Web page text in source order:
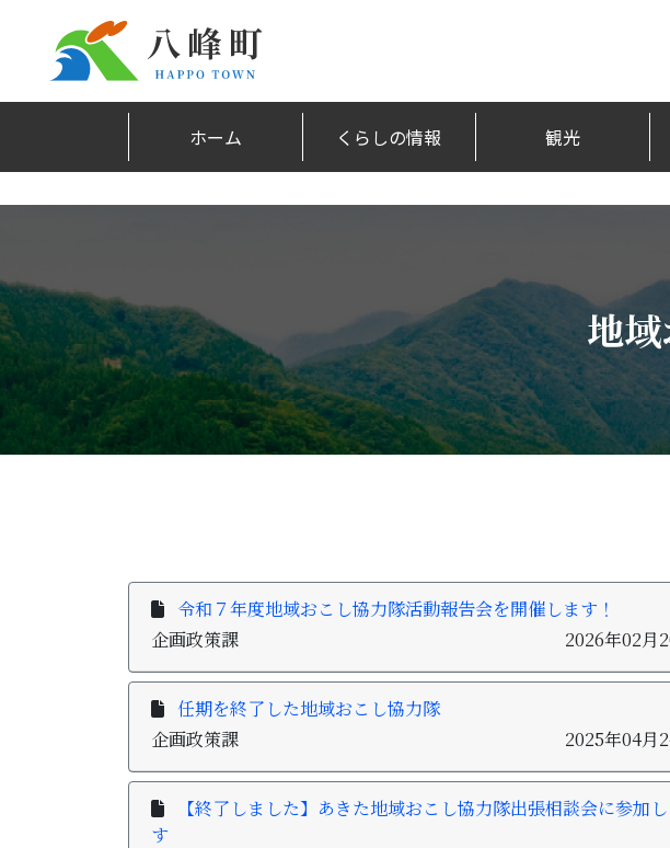
ホーム くらしの情報 観光
地
令和７年度地域おこし協力隊活動報告会を開催します！
企画政策課
2026年02月
任期を終了した地域おこし協力隊
企画政策課
2025年04月
【終了しました】あきた地域おこし協力隊出張相談会に参加
す